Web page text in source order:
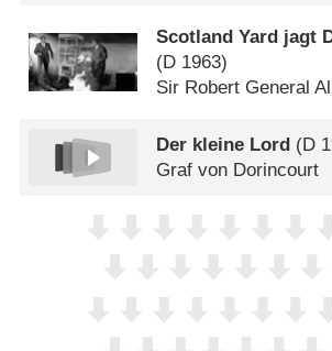
Scotland Yard jagt
(D 1963)
Sir Robert General
Der kleine Lord (D
Graf von Dorincourt